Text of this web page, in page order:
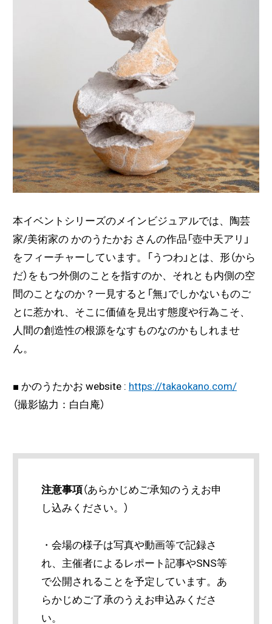
本イベントシリーズのメインビジュアルでは、陶芸
家/美術家の かのうたかお さんの作品「壺中天アリ」
をフィーチャーしています。「うつわ」とは、形（から
だ）をもつ外側のことを指すのか、それとも内側の空
間のことなのか？一見すると「無」でしかないものご
とに惹かれ、そこに価値を見出す態度や行為こそ、
人間の創造性の根源をなすものなのかもしれませ
ん。
■ かのうたかお website : https://takaokano.com/
（撮影協力：白白庵）
注意事項（あらかじめご承知のうえお申
し込みください。）
・会場の様子は写真や動画等で記録さ
れ、主催者によるレポート記事やSNS等
で公開されることを予定しています。あ
らかじめご了承のうえお申込みくださ
い。